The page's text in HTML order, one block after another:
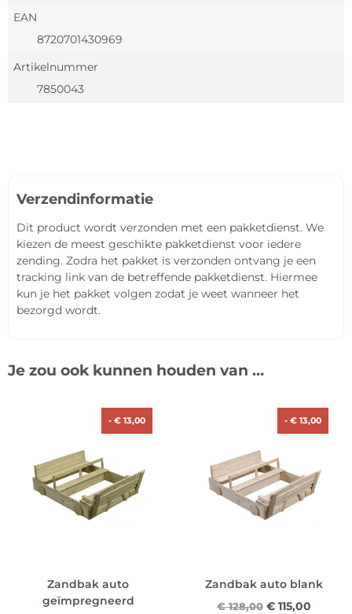
EAN
8720701430969
Artikelnummer
7850043
Verzendinformatie
Dit product wordt verzonden met een pakketdienst. We
kiezen de meest geschikte pakketdienst voor iedere
zending. Zodra het pakket is verzonden ontvang je een
tracking link van de betreffende pakketdienst. Hiermee
kun je het pakket volgen zodat je weet wanneer het
bezorgd wordt.
Je zou ook kunnen houden van …
-€ 13,00
Zandbak auto
geïmpregneerd
-€ 13,00
Zandbak auto blank
€128,00 € 115,00